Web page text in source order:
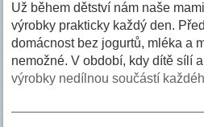
Už během dětství nám naše
výrobky prakticky každý den.
domácnost bez jogurtů, mléka a
nemožné. V období, kdy dítě sílí
výrobky nedílnou součástí